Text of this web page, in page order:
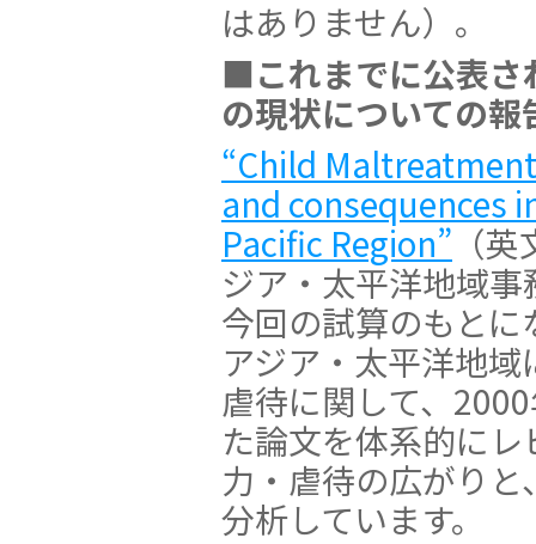
はありません）。
■これまでに公表さ
の現状についての報
“Child
and consequences
Pacific Region” （
ジア・太平洋地域事
今回の試算のもと
アジア・太平洋地
虐待に関して、
た論文を体系的に
力・虐待の広がり
分析しています。